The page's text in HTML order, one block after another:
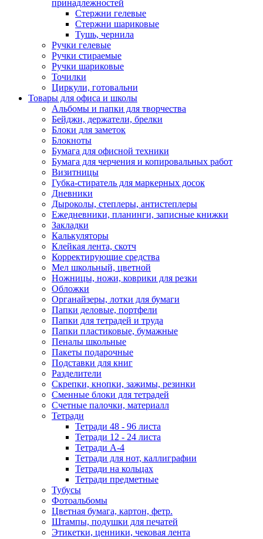
принадлежностей
Стержни гелевые
Стержни шариковые
Тушь, чернила
Ручки гелевые
Ручки стираемые
Ручки шариковые
Точилки
Циркули, готовальни
Товары для офиса и школы
Альбомы и папки для творчества
Бейджи, держатели, брелки
Блоки для заметок
Блокноты
Бумага для офисной техники
Бумага для черчения и копировальных работ
Визитницы
Губка-стиратель для маркерных досок
Дневники
Дыроколы, степлеры, антистеплеры
Ежедневники, планинги, записные книжки
Закладки
Калькуляторы
Клейкая лента, скотч
Корректирующие средства
Мел школьный, цветной
Ножницы, ножи, коврики для резки
Обложки
Органайзеры, лотки для бумаги
Папки деловые, портфели
Папки для тетрадей и труда
Папки пластиковые, бумажные
Пеналы школьные
Пакеты подарочные
Подставки для книг
Разделители
Скрепки, кнопки, зажимы, резинки
Сменные блоки для тетрадей
Счетные палочки, материалл
Тетради
Тетради 48 - 96 листа
Тетради 12 - 24 листа
Тетради А-4
Тетради для нот, каллиграфии
Тетради на кольцах
Тетради предметные
Тубусы
Фотоальбомы
Цветная бумага, картон, фетр.
Штампы, подушки для печатей
Этикетки, ценники, чековая лента